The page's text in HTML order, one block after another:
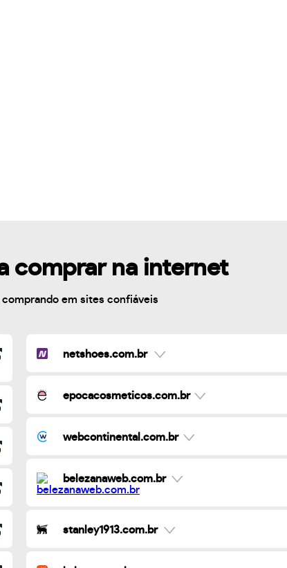
comprar na internet
em sites confiáveis
netshoes.com.br
epocacosmeticos.com.br
webcontinental.com.br
belezanaweb.com.br
stanley1913.com.br